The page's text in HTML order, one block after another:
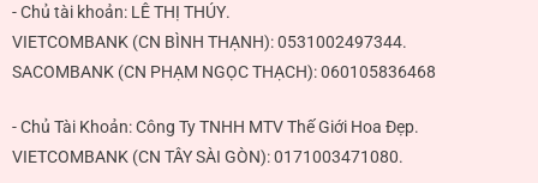
- Chủ tài khoản: LÊ THỊ THÚY.
VIETCOMBANK (CN BÌNH THẠNH):0531002497344.
SACOMBANK (CN PHẠM NGỌC THẠCH):060105836468
- Chủ Tài Khoản: Công Ty TNHH MTV Thế Giới Hoa Đẹp.
VIETCOMBANK (CN TÂY SÀI GÒN):0171003471080.